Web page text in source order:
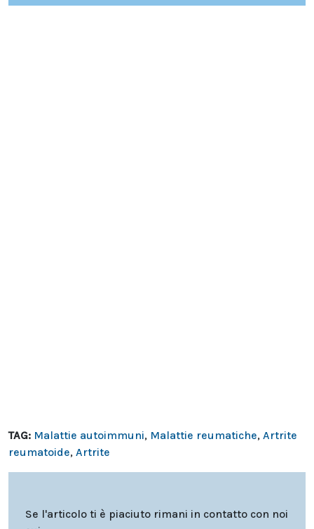
TAG: Malattie autoimmuni, Malattie reumatiche, Artrite
reumatoide, Artrite
Se l'articolo ti è piaciuto rimani in contatto con noi